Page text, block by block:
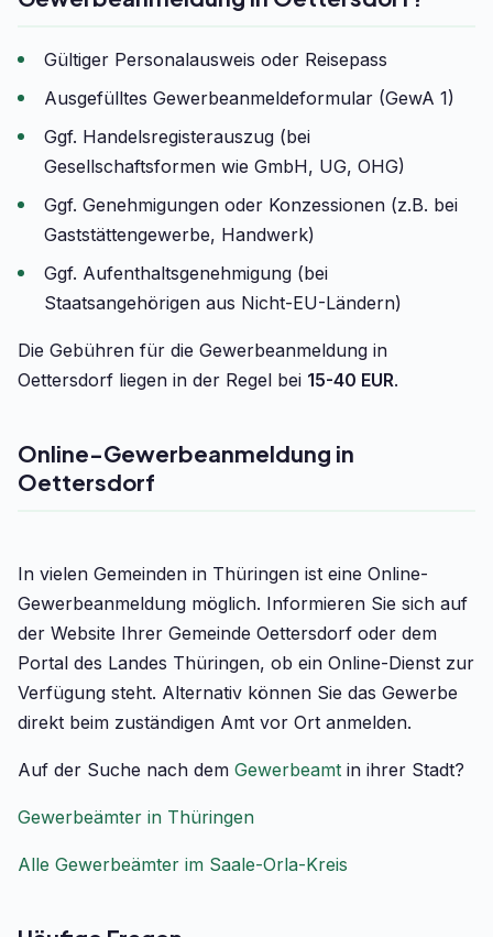
Gültiger Personalausweis oder Reisepass
Ausgefülltes Gewerbeanmeldeformular (GewA 1)
Ggf. Handelsregisterauszug (bei
Gesellschaftsformen wie GmbH, UG, OHG)
Ggf. Genehmigungen oder Konzessionen (z.B. bei
Gaststättengewerbe, Handwerk)
Ggf. Aufenthaltsgenehmigung (bei
Staatsangehörigen aus Nicht-EU-Ländern)
Die Gebühren für die Gewerbeanmeldung in
Oettersdorf liegen in der Regel bei 15-40 EUR.
Online-Gewerbeanmeldung in
Oettersdorf
In vielen Gemeinden in Thüringen ist eine Online-
Gewerbeanmeldung möglich. Informieren Sie sich auf
der Website Ihrer Gemeinde Oettersdorf oder dem
Portal des Landes Thüringen, ob ein Online-Dienst zur
Verfügung steht. Alternativ können Sie das Gewerbe
direkt beim zuständigen Amt vor Ort anmelden.
Auf der Suche nach dem Gewerbeamt in ihrer Stadt?
Gewerbeämter in Thüringen
Alle Gewerbeämter im Saale-Orla-Kreis